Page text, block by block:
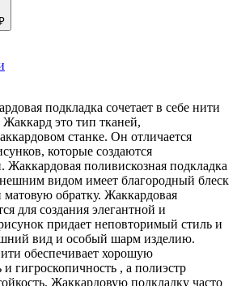
подкладка сочетает в себе нити
это тип тканей,
станке. Он отличается
которые создаются
Жаккардовая поливискозная подкладка
видом имеет благородный блеск
обратку. Жаккардовая
для создания элегантной и
придает неповторимый стиль и
вид и особый шарм изделию.
обеспечивает хорошую
гигроскопичность , а полиэстр
Жаккардовую подкладку часто